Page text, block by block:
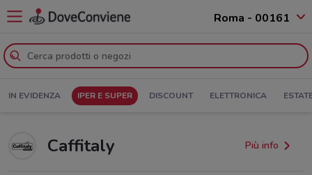
Roma - 00161
IN EVIDENZA IPER E SUPER DISCOUNT ELETTRONICA
Caffitaly Più info